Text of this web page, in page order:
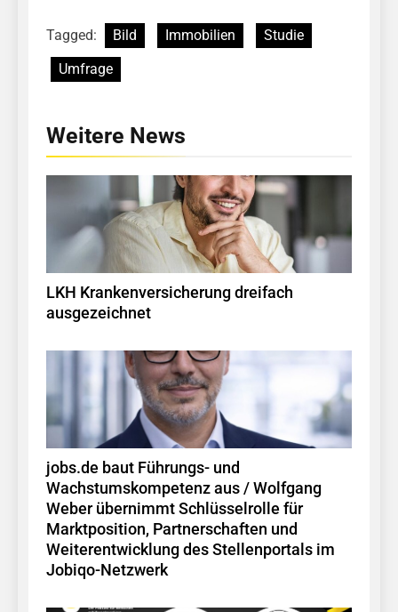
Tagged: Bild Immobilien
Studie
Umfrage
Weitere News
LKH Krankenversicherung dreifach
ausgezeichnet
jobs.de baut Führungs- und
Wachstumskompetenz aus / Wolfgang
Weber übernimmt Schlüsselrolle für
Marktposition, Partnerschaften und
Weiterentwicklung des Stellenportals im
Jobiqo-Netzwerk